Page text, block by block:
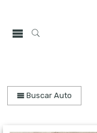
Buscar Auto